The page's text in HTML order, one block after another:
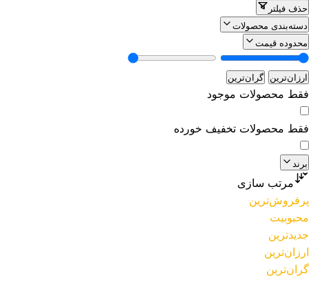
حذف فیلتر
دسته‌بندی محصولات
محدوده قیمت
ارزان‌ترین گران‌ترین
فقط محصولات موجود
فقط محصولات تخفیف خورده
برند
مرتب سازی
پرفروش‌ترین
محبوبیت
جدیدترین
ارزان‌ترین
گران‌ترین